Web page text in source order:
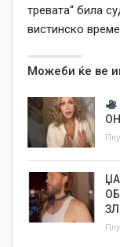
тревата“ била
вистинско
Можеби ќе ве